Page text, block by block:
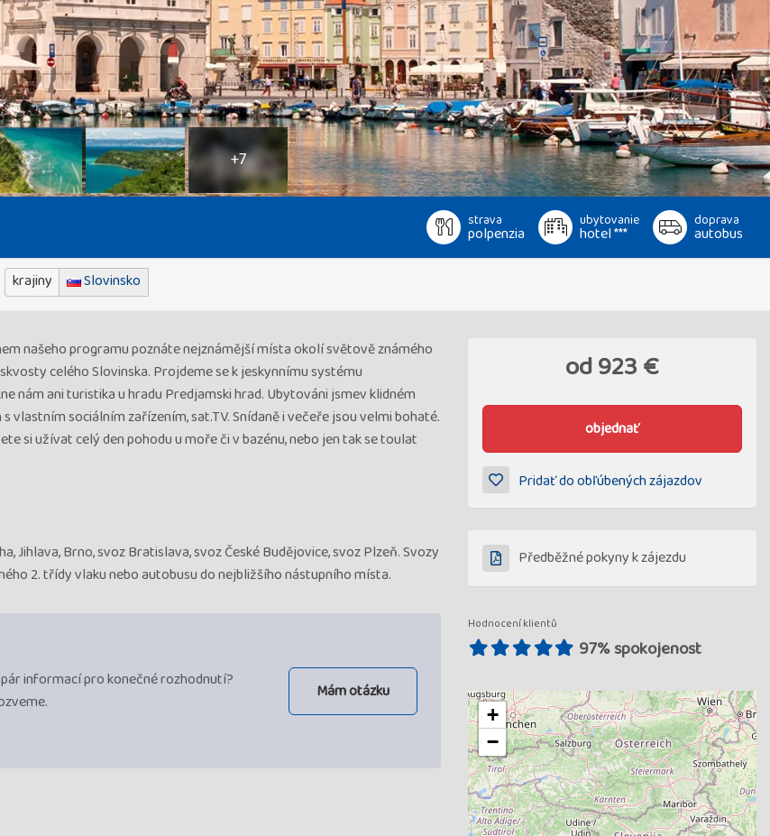
+7
strava
polpenzia
ubytovanie
hotel ***
doprava
autobus
krajiny Slovinsko
od923 €
objednať
Pridať do obľúbených zájazdov
Předběžné pokyny k zájezdu
Hodnocení klientů
97% spokojenost
+
−
našeho programu poznáte nejznámější místa okolí světově známého
celého Slovinska. Projdeme se k jeskynnímu systému
nám ani turistika u hradu Predjamski hrad. Ubytováni jsmev klidném
sociálním zařízením, sat.TV. Snídaně i večeře jsou velmi bohaté.
si užívat celý den pohodu u moře či v bazénu, nebo jen tak se toulat
Jihlava, Brno, svoz Bratislava, svoz České Budějovice, svoz Plzeň. Svozy
2. třídy vlaku nebo autobusu do nejbližšího nástupního místa.
informací pro konečné rozhodnutí?
Mám otázku